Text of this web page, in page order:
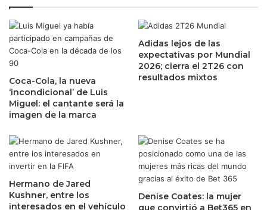
e
n
d
a
p
a
r
a
e
n
e
n
d
e
r
a
r
c
o
m
o
B
r
a
s
i
y
d
i
s
m
i
Coca-Cola, la nueva
‘incondicional’ de Luis
Miguel: el cantante será la
imagen de la marca
Adidas lejos de las
expectativas por Mundial
2026; cierra el 2T26 con
resultados mixtos
Hermano de Jared
Kushner, entre los
interesados en el vehículo
Denise Coates: la mujer
que convirtió a Bet365 en